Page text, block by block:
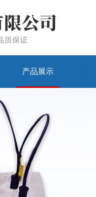
产品展示